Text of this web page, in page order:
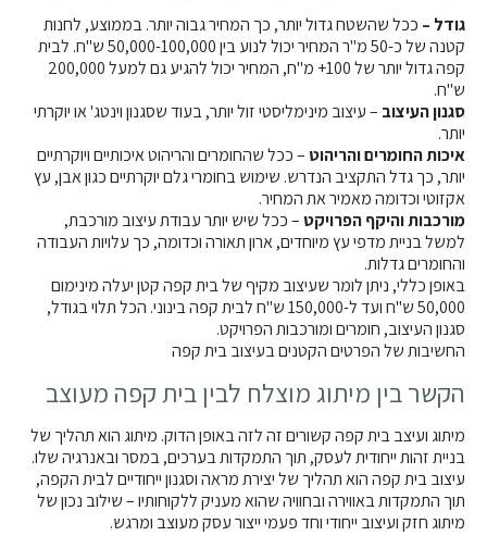
גודל – ככל שהשטח גדול יותר, כך המחיר גבוה יותר. בממוצע, לחנות
קטנה של כ-50 מ"ר המחיר יכול לנוע בין 50,000-100,000 ש"ח. לבית
קפה גדול יותר של 100+ מ"ח, המחיר יכול להגיע גם למעל 200,000
ש"ח.
סגנון העיצוב – עיצוב מינימליסטי זול יותר, בעוד שסגנון וינטג' או יוקרתי
יותר.
איכות החומרים והריהוט – ככל שהחומרים והריהוט איכותיים ויוקרתיים
יותר, כך גדל התקציב הנדרש. שימוש בחומרי גלם יוקרתיים כגון אבן, עץ
אקזוטי וכדומה מאמיר את המחיר.
מורכבות והיקף הפרויקט – ככל שיש יותר עבודת עיצוב מורכבת,
למשל בניית מדפי עץ מיוחדים, ארון תאורה וכדומה, כך עלויות העבודה
והחומרים גדלות.
באופן כללי, ניתן לומר שעיצוב מקיף של בית קפה קטן יעלה מינימום
50,000 ש"ח ועד ל-150,000 ש"ח לבית קפה בינוני. הכל תלוי בגודל,
סגנון העיצוב, חומרים ומורכבות הפרויקט.
החשיבות של הפרטים הקטנים בעיצוב בית קפה
הקשר בין מיתוג מוצלח לבין בית קפה מעוצב
מיתוג ועיצב בית קפה קשורים זה לזה באופן הדוק. מיתוג הוא תהליך של
בניית זהות ייחודית לעסק, תוך התמקדות בערכים, במסר ובאנרגיה שלו.
עיצוב בית קפה הוא תהליך של יצירת מראה וסגנון ייחודיים לבית הקפה,
תוך התמקדות באווירה ובחוויה שהוא מעניק ללקוחותיו – שילוב נכון של
מיתוג חזק ועיצוב ייחודי וחד פעמי ייצור עסק מעוצב ומרגש.